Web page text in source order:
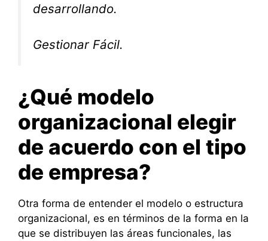
desarrollando.
Gestionar Fácil.
¿Qué modelo
organizacional elegir
de acuerdo con el tipo
de empresa?
Otra forma de entender el modelo o estructura
organizacional, es en términos de la forma en la
que se distribuyen las áreas funcionales, las